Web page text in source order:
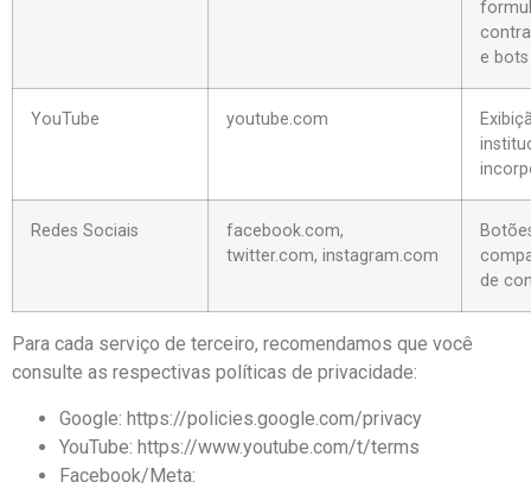
e bots
YouTube youtube.com
Redes Sociais
facebook.com,
twitter.com, instagram.com
de
Para cada serviço de terceiro, recomendamos que você
consulte as respectivas políticas de privacidade:
Google: https://policies.google.com/privacy
YouTube: https://www.youtube.com/t/terms
Facebook/Meta: